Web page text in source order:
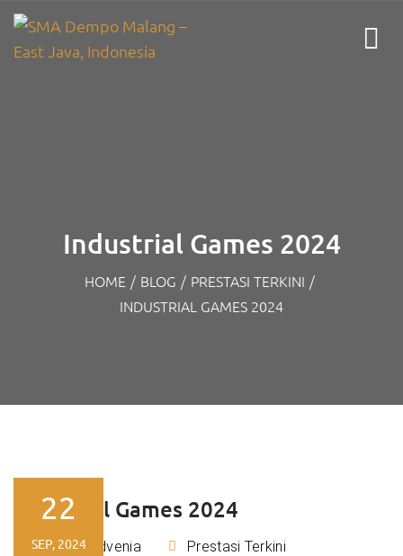
Industrial Games 2024
HOME / BLOG / PRESTASI TERKINI /
INDUSTRIAL GAMES 2024
Industrial Games 2024
By Tiara Advenia Prestasi Terkini
22
SEP, 2024